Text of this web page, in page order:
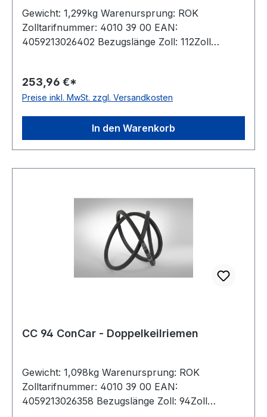
Gewicht: 1,299kg Warenursprung: ROK
Zolltarifnummer: 4010 39 00 EAN:
4059213026402 Bezugslänge Zoll: 112Zoll
ummantelt antistatisch: ja Norm: DIN 7722
Breite: 22mm Höhe: 17mm Material: Neoprene
253,96 €*
Preise inkl. MwSt. zzgl. Versandkosten
In den Warenkorb
CC 94 ConCar - Doppelkeilriemen
Gewicht: 1,098kg Warenursprung: ROK
Zolltarifnummer: 4010 39 00 EAN:
4059213026358 Bezugslänge Zoll: 94Zoll